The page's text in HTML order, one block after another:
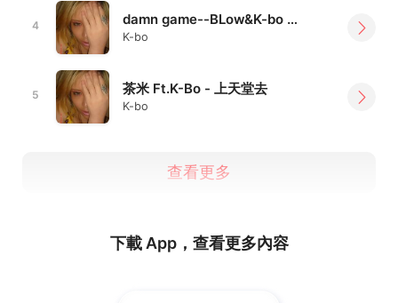
4 damn game--BLow&K-bo ft.Young mai
K-bo
5 茶米 Ft.K-Bo - 上天堂去
K-bo
查看更多
下載 App，查看更多內容